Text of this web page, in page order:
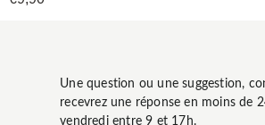
Une question ou une suggestion,
recevrez une réponse en moins de
vendredi entre 9 et 17h.